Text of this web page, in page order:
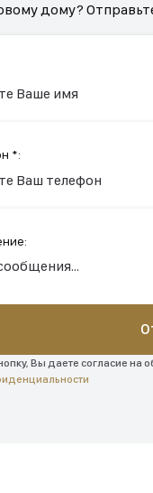
дому?
*:
Вы даете согласие на